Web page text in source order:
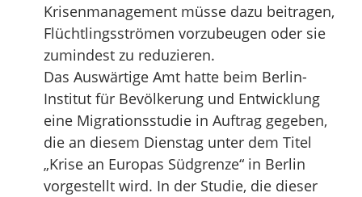
Krisenmanagement müsse dazu beitragen,
Flüchtlingsströmen vorzubeugen oder sie
zumindest zu reduzieren.
Das Auswärtige Amt hatte beim Berlin-
Institut für Bevölkerung und Entwicklung
eine Migrationsstudie in Auftrag gegeben,
die an diesem Dienstag unter dem Titel
„Krise an Europas Südgrenze“ in Berlin
vorgestellt wird. In der Studie, die dieser